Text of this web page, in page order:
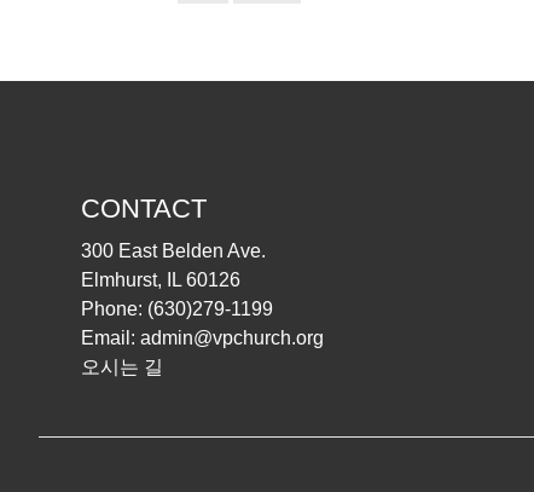
CONTACT
300 East Belden Ave.
Elmhurst, IL 60126
Phone: (630)279-1199
Email: admin@vpchurch.org
오시는 길